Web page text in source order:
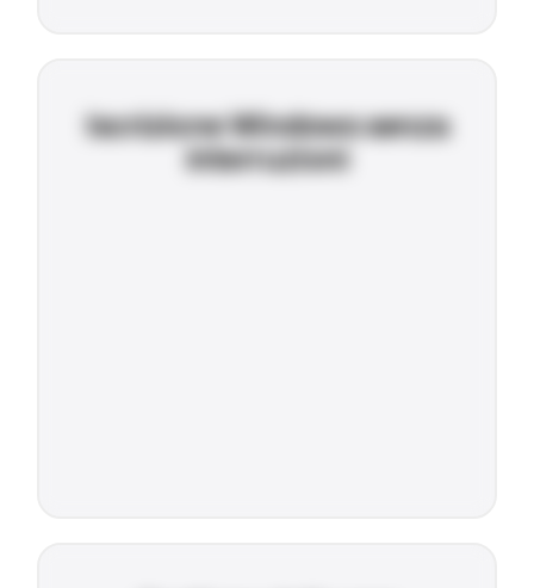
Iscrizione Windows senza
interruzioni